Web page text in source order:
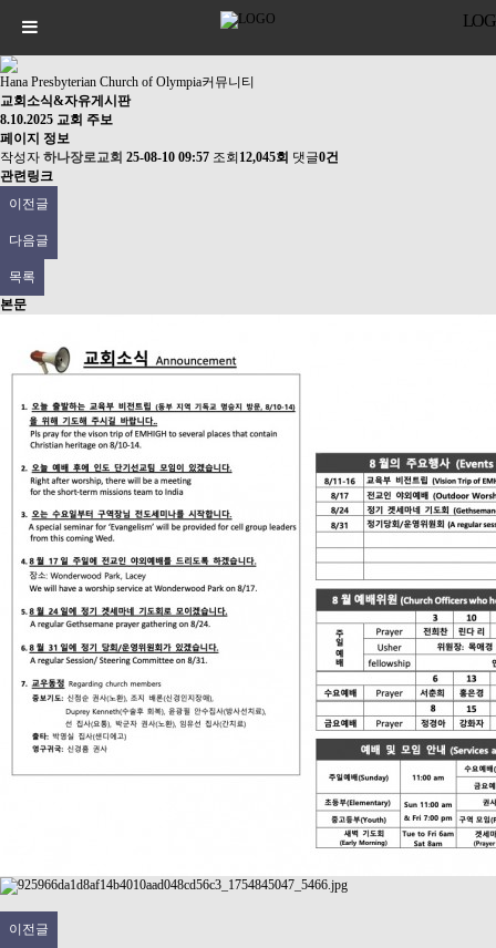
Hana Presbyterian Church of Olympia커뮤니티
교회소식&자유게시판
8.10.2025 교회 주보
페이지 정보
작성자 하나장로교회 25-08-10 09:57 조회 12,045회 댓글0건
관련링크
이전글
다음글
목록
본문
이전글